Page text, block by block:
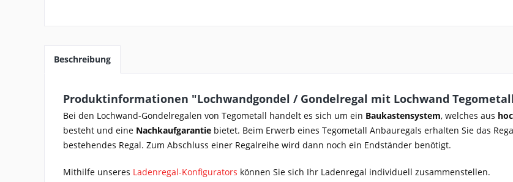
Beschreibung
Produktinformationen "Lochwandgondel / Gondelregal mit Lochwand
Bei den Lochwand-Gondelregalen von Tegometall handelt es sich um ein Baukastensystem, welches aus
besteht und eine Nachkaufgarantie bietet. Beim Erwerb eines Tegometall Anbauregals erhalten Sie das
bestehendes Regal. Zum Abschluss einer Regalreihe wird dann noch ein Endständer benötigt.
Mithilfe unseres Ladenregal-Konfigurators können Sie sich Ihr Ladenregal individuell zusammenstellen.